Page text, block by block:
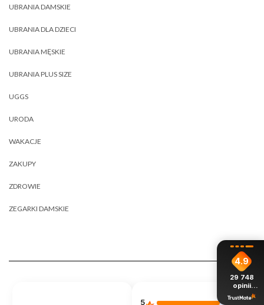
UBRANIA DAMSKIE
UBRANIA DLA DZIECI
UBRANIA MĘSKIE
UBRANIA PLUS SIZE
UGGS
URODA
WAKACJE
ZAKUPY
ZDROWIE
ZEGARKI DAMSKIE
5
4.9
29 748
opinii
z całego
okresu